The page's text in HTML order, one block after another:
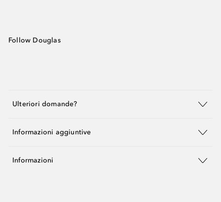
Follow Douglas
Ulteriori domande?
Informazioni aggiuntive
Informazioni